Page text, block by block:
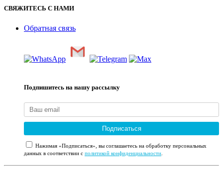
СВЯЖИТЕСЬ С НАМИ
Обратная связь
Подпишитесь на нашу рассылку
Подписаться
Нажимая «Подписаться», вы соглашаетесь на обработку персональных
данных в соответствии с политикой конфиденциальности